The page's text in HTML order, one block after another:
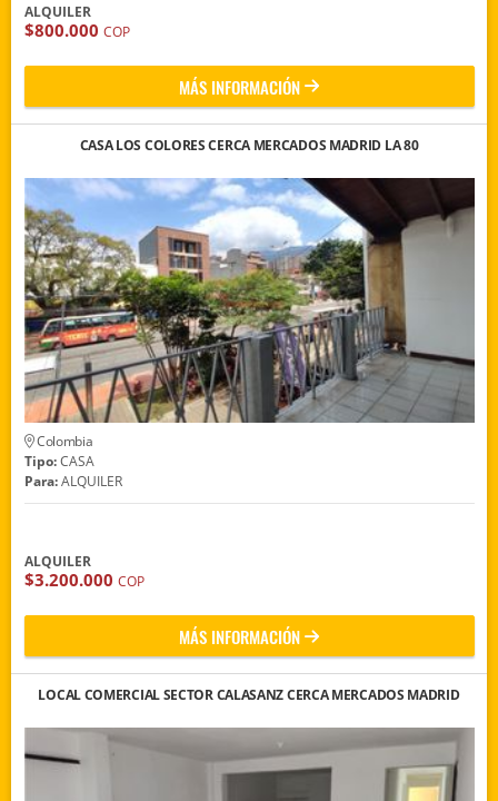
ALQUILER
$800.000 COP
MÁS INFORMACIÓN
CASA LOS COLORES CERCA MERCADOS MADRID LA 80
Colombia
Tipo:CASA
Para:ALQUILER
ALQUILER
$3.200.000 COP
MÁS INFORMACIÓN
LOCAL COMERCIAL SECTOR CALASANZ CERCA MERCADOS MADRID